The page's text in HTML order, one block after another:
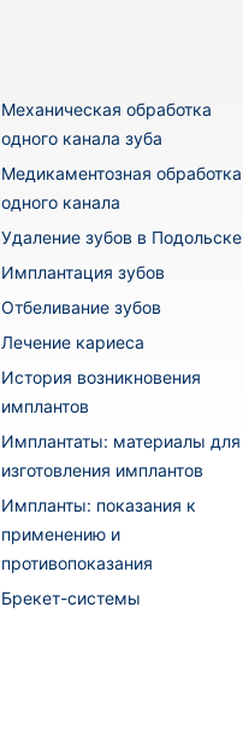
Механическая обработка
одного канала зуба
Медикаментозная обработка
одного канала
Удаление зубов в Подольске
Имплантация зубов
Отбеливание зубов
Лечение кариеса
История возникновения
имплантов
Имплантаты: материалы для
изготовления имплантов
Импланты: показания к
применению и
противопоказания
Брекет-системы